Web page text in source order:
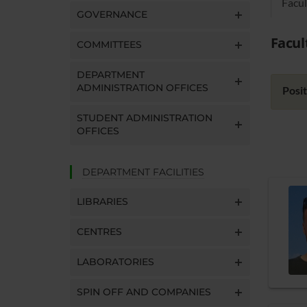
GOVERNANCE
COMMITTEES
DEPARTMENT
ADMINISTRATION OFFICES
STUDENT ADMINISTRATION
OFFICES
DEPARTMENT FACILITIES
LIBRARIES
CENTRES
LABORATORIES
SPIN OFF AND COMPANIES